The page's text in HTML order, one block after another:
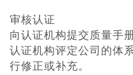
审核认证
向认证机构提交质量手
认证机构评定公司的体
行修正或补充。